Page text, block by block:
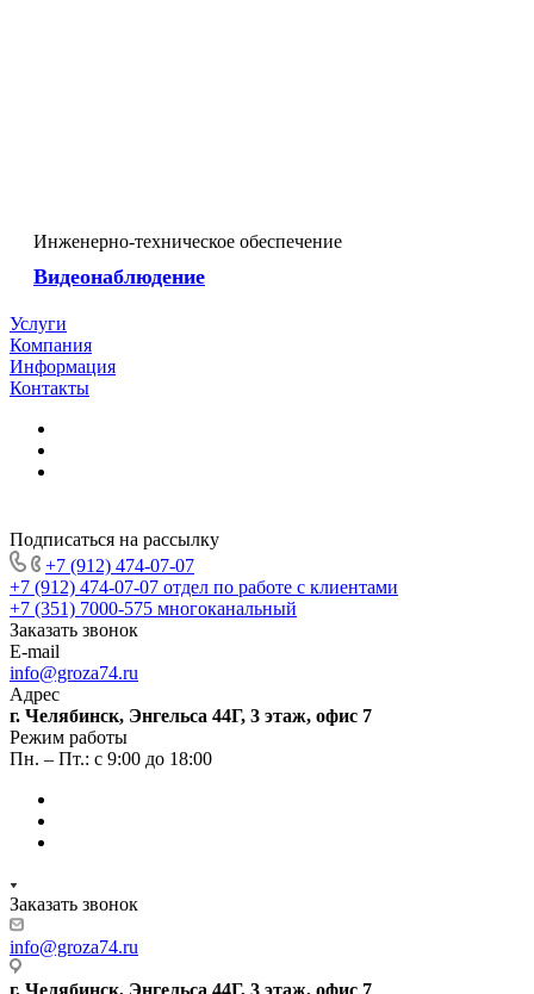
Инженерно-техническое обеспечение
Видеонаблюдение
Услуги
Компания
Информация
Контакты
Подписаться на рассылку
+7 (912) 474-07-07
+7 (912) 474-07-07 отдел по работе с клиентами
+7 (351) 7000-575 многоканальный
Заказать звонок
E-mail
info@groza74.ru
Адрес
г. Челябинск, Энгельса 44Г, 3 этаж, офис 7
Режим работы
Пн. – Пт.: с 9:00 до 18:00
Заказать звонок
info@groza74.ru
г. Челябинск, Энгельса 44Г, 3 этаж, офис 7